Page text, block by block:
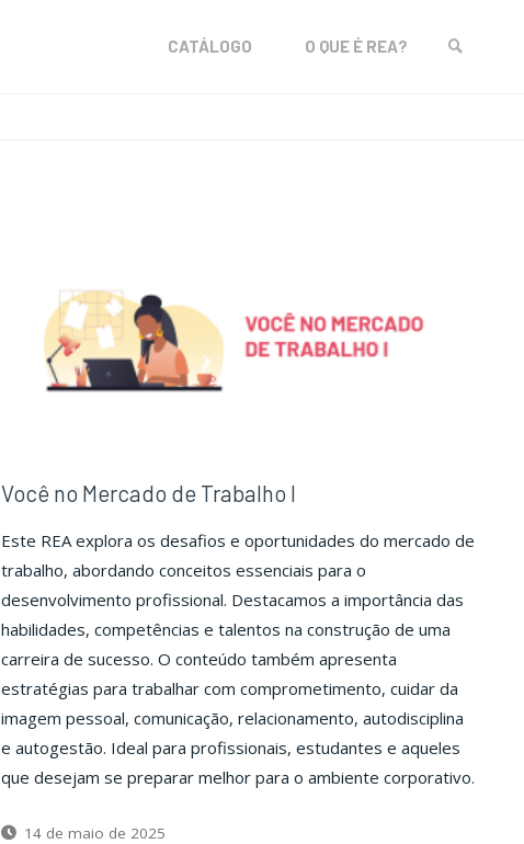
CATÁLOGO O QUE É REA?
Você no Mercado de Trabalho I
Este REA explora os desafios e oportunidades do mercado de
trabalho, abordando conceitos essenciais para o
desenvolvimento profissional. Destacamos a importância das
habilidades, competências e talentos na construção de uma
carreira de sucesso. O conteúdo também apresenta
estratégias para trabalhar com comprometimento, cuidar da
imagem pessoal, comunicação, relacionamento, autodisciplina
e autogestão. Ideal para profissionais, estudantes e aqueles
que desejam se preparar melhor para o ambiente corporativo.
14 de maio de 2025